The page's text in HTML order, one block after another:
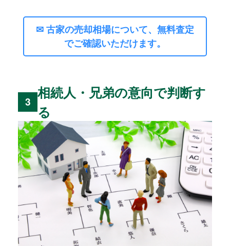
✉ 古家の売却相場について、無料査定
でご確認いただけます。
3
相続人・兄弟の意向で判断す
る